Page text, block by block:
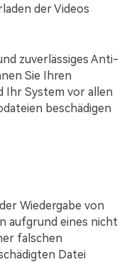
der Videos
zuverlässiges Anti-
Sie Ihren
Ihr System vor allen
beschädigen
Wiedergabe von
aufgrund eines nicht
falschen
Datei